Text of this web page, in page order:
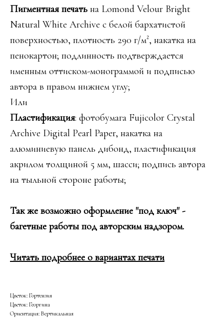
Пигментная печать на Lomond Velour Bright
Natural White Archive с белой бархатистой
поверхностью, плотность 290 г/м², накатка на
пенокартон; подлинность подтверждается
именным оттиском-монограммой и подписью
автора в правом нижнем углу;
Или
Пластификация: фотобумага Fujicolor Crystal
Archive Digital Pearl Paper, накатка на
алюминиевую панель дибонд, пластификация
акрилом толщиной 5 мм, шасси; подпись автора
на тыльной стороне работы;
Так же возможно оформление "под ключ" -
багетные работы под авторским надзором.
Читать подробнее о вариантах печати
Цветок: Гортензия
Цветок: Георгина
Ориентация: Вертикальная